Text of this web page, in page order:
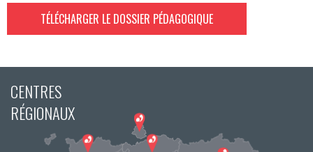
TÉLÉCHARGER LE DOSSIER PÉDAGOGIQUE
CENTRES
RÉGIONAUX